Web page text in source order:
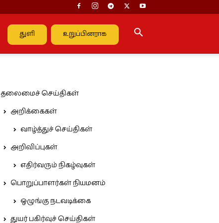
துளி உறுப்பினராக
தலைமைச் செய்திகள்
அறிக்கைகள்
வாழ்த்துச் செய்திகள்
அறிவிப்புகள்
எதிர்வரும் நிகழ்வுகள்
பொறுப்பாளர்கள் நியமனம்
ஒழுங்கு நடவடிக்கை
துயர் பகிர்வுச் செய்திகள்